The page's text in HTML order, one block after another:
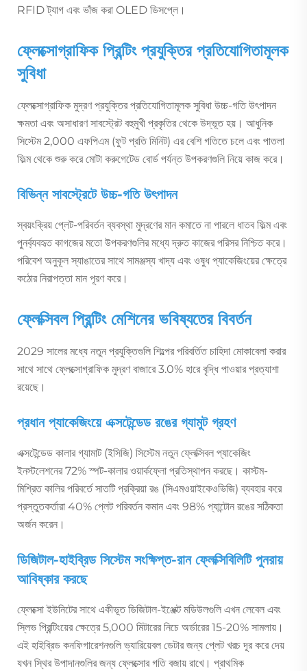
RFID ট্যাগ এবং ভাঁজ করা OLED ডিসপ্লে।
ফ্লেক্সোগ্রাফিক প্রিন্টিং প্রযুক্তির প্রতিযোগিতামূলক
সুবিধা
ফ্লেক্সোগ্রাফিক মুদ্রণ প্রযুক্তির প্রতিযোগিতামূলক সুবিধা উচ্চ-গতি উৎপাদন
ক্ষমতা এবং অসাধারণ সাবস্ট্রেট বহুমুখী প্রকৃতির থেকে উদ্ভূত হয়। আধুনিক
সিস্টেম 2,000 এফপিএম (ফুট প্রতি মিনিট) এর বেশি গতিতে চলে এবং পাতলা
ফিল্ম থেকে শুরু করে মোটা করুগেটেড বোর্ড পর্যন্ত উপকরণগুলি নিয়ে কাজ করে।
বিভিন্ন সাবস্ট্রেটে উচ্চ-গতি উৎপাদন
স্বয়ংক্রিয় প্লেট-পরিবর্তন ব্যবস্থা মুদ্রণের মান কমাতে না পারলে ধাতব ফিল্ম এবং
পুনর্ব্যবহৃত কাগজের মতো উপকরণগুলির মধ্যে দ্রুত কাজের পরিসর নিশ্চিত করে।
পরিবেশ অনুকূল স্যাঙাতের সাথে সামঞ্জস্য খাদ্য এবং ওষুধ প্যাকেজিংয়ের ক্ষেত্রে
কঠোর নিরাপত্তা মান পূরণ করে।
ফ্লেক্সিবল প্রিন্টিং মেশিনের ভবিষ্যতের বিবর্তন
2029 সালের মধ্যে নতুন প্রযুক্তিগুলি শিল্পের পরিবর্তিত চাহিদা মোকাবেলা করার
সাথে সাথে ফ্লেক্সোগ্রাফিক মুদ্রণ বাজারে 3.0% হারে বৃদ্ধি পাওয়ার প্রত্যাশা
রয়েছে।
প্রধান প্যাকেজিংয়ে এক্সটেন্ডেড রঙের গ্যামুট গ্রহণ
এক্সটেন্ডেড কালার গ্যামাট (ইসিজি) সিস্টেম নতুন ফ্লেক্সিবল প্যাকেজিং
ইনস্টলেশনের 72% স্পট-কালার ওয়ার্কফ্লো প্রতিস্থাপন করছে। কাস্টম-
মিশ্রিত কালির পরিবর্তে সাতটি প্রক্রিয়া রঙ (সিএমওয়াইকেওভিজি) ব্যবহার করে
প্রস্তুতকর্তারা 40% প্লেট পরিবর্তন কমান এবং 98% প্যান্টোন রঙের সঠিকতা
অর্জন করেন।
ডিজিটাল-হাইব্রিড সিস্টেম সংক্ষিপ্ত-রান ফ্লেক্সিবিলিটি পুনরায়
আবিষ্কার করছে
ফ্লেক্সো ইউনিটের সাথে একীভূত ডিজিটাল-ইঞ্জেক্ট মডিউলগুলি এখন লেবেল এবং
স্লিভ প্রিন্টিংয়ের ক্ষেত্রে 5,000 মিটারের নিচে অর্ডারের 15-20% সামলায়।
এই হাইব্রিড কনফিগারেশনগুলি ভ্যারিয়েবল ডেটার জন্য প্লেট খরচ দূর করে দেয়
যখন স্থির উপাদানগুলির জন্য ফ্লেক্সোর গতি বজায় রাখে। প্রাথমিক